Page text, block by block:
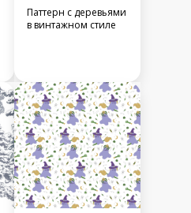
Паттерн с деревьями
в винтажном стиле